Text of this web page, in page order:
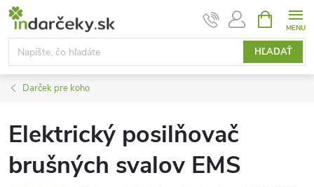
Prejsť
obsah
HĽADAŤ
KOŠÍK
Darček pre koho
Elektrický posilňovač
brušných svalov EMS